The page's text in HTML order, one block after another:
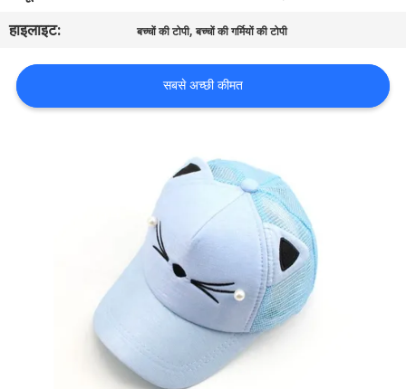
समाचार
मामलों
हाइलाइट:
बच्चों की टोपी,बच्चों की गर्मियों की टोपी
सबसे अच्छी कीमत